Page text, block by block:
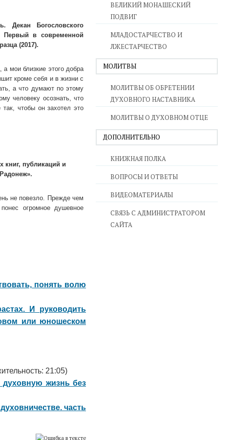
Декан Богословского
Первый в современной
(2017).
мои близкие этого добра
кроме себя и в жизни с
а что думают по этому
человеку осознать, что
чтобы он захотел это
книг, публикаций и
не повезло. Прежде чем
огромное душевное
понять волю
И руководить
или юношеском
21:05)
жизнь без
часть
ВЕЛИКИЙ МОНАШЕСКИЙ
ПОДВИГ
МЛАДОСТАРЧЕСТВО И
ЛЖЕСТАРЧЕСТВО
МОЛИТВЫ
МОЛИТВЫ ОБ ОБРЕТЕНИИ
ДУХОВНОГО НАСТАВНИКА
МОЛИТВЫ О ДУХОВНОМ ОТЦЕ
ДОПОЛНИТЕЛЬНО
КНИЖНАЯ ПОЛКА
ВОПРОСЫ И ОТВЕТЫ
ВИДЕОМАТЕРИАЛЫ
СВЯЗЬ С АДМИНИСТРАТОРОМ
САЙТА